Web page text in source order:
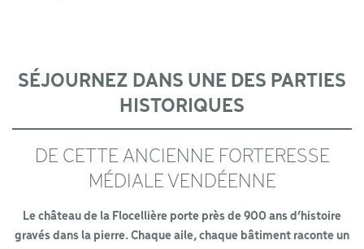
SÉJOURNEZ DANS UNE DES PARTIES
HISTORIQUES
DE CETTE ANCIENNE FORTERESSE
MÉDIALE VENDÉENNE
Le château de la Flocellière porte près de 900 ans d’histoire
gravés dans la pierre. Chaque aile, chaque bâtiment raconte un